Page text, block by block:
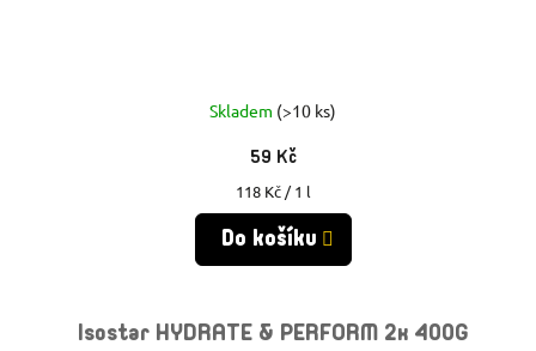
Skladem (>10 ks)
59 Kč
Měrná
cena:
118 Kč / 1 l
Do košíku
Isostar HYDRATE & PERFORM 2x 400G